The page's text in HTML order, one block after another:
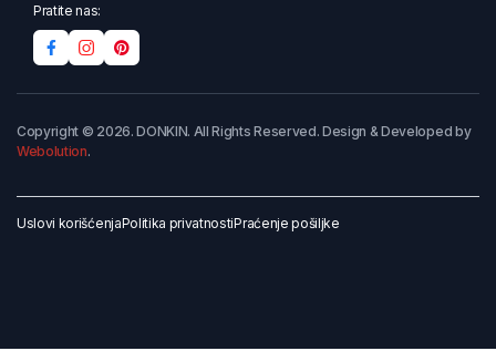
Pratite nas:
Copyright © 2026. DONKIN. All Rights Reserved. Design & Developed by
Webolution.
Uslovi korišćenjaPolitika privatnostiPraćenje pošiljke